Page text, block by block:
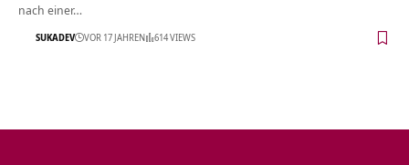
nach einer…
SUKADEV VOR 17 JAHREN 614 VIEWS